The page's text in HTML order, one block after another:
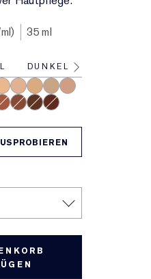
35 ml
DUNKEL
Beige
Dawn
3N1 Ivory Beige
3W1 Tawny
3W2 Cashew
3N2 Wheat